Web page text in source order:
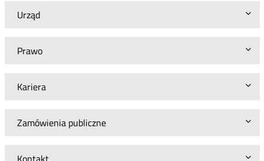
Urząd
Prawo
Kariera
Zamówienia publiczne
DHRT.WIT.6080.1.2017